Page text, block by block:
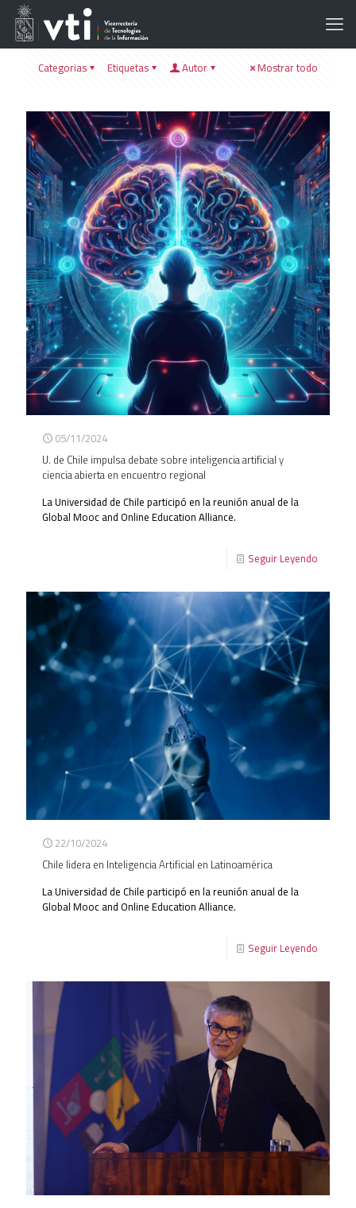
Categorias Etiquetas Autor Mostrar todo
05/11/2024
U. de Chile impulsa debate sobre inteligencia artificial y
ciencia abierta en encuentro regional
La Universidad de Chile participó en la reunión anual de la
Global Mooc and Online Education Alliance.
Seguir Leyendo
22/10/2024
Chile lidera en Inteligencia Artificial en Latinoamérica
La Universidad de Chile participó en la reunión anual de la
Global Mooc and Online Education Alliance.
Seguir Leyendo